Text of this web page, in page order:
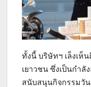
ทั้งนี้ บริษัทฯ เล็งเห็
เยาวชน ซึ่งเป็นกำ
สนับสนุนกิจกรรมวัน